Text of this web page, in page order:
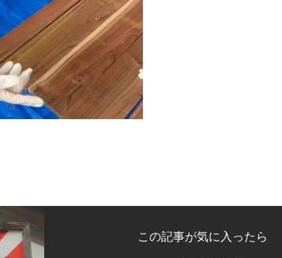
この記事が気に入ったら